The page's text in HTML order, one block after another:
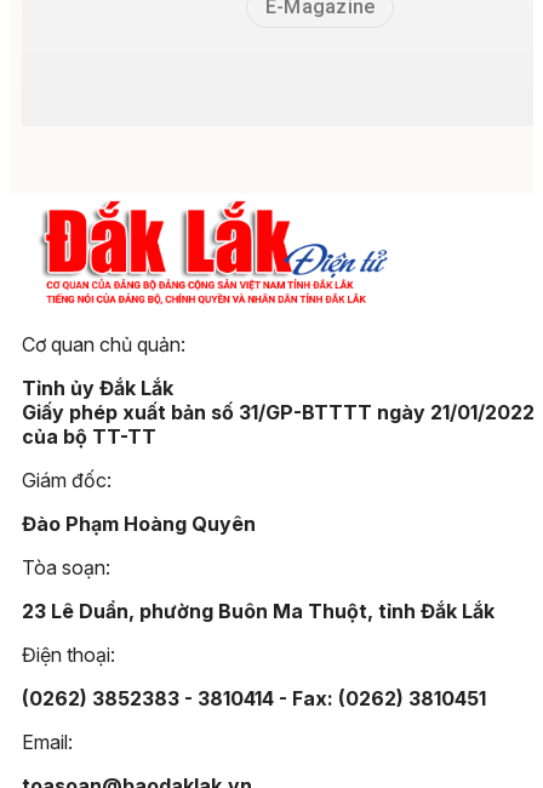
E-Magazine
Cơ quan chủ quản:
Tỉnh ủy Đắk Lắk
Giấy phép xuất bản số 31/GP-BTTTT ngày 21/01/2022
của bộ TT-TT
Giám đốc:
Đào Phạm Hoàng Quyên
Tòa soạn:
23 Lê Duẩn, phường Buôn Ma Thuột, tỉnh Đắk Lắk
Điện thoại:
(0262) 3852383 - 3810414 - Fax: (0262) 3810451
Email: